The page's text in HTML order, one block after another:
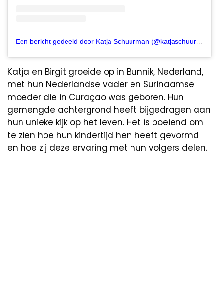
Katja en Birgit groeide op in Bunnik, Nederland,
met hun Nederlandse vader en Surinaamse
moeder die in Curaçao was geboren. Hun
gemengde achtergrond heeft bijgedragen aan
hun unieke kijk op het leven. Het is boeiend om
te zien hoe hun kindertijd hen heeft gevormd
en hoe zij deze ervaring met hun volgers delen.